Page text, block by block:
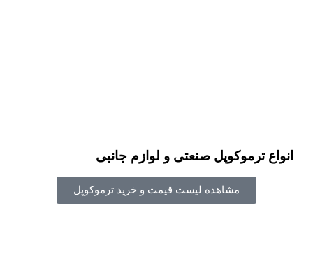
انواع ترموکوپل صنعتی و لوازم جانبی
مشاهده لیست قیمت و خرید ترموکوپل